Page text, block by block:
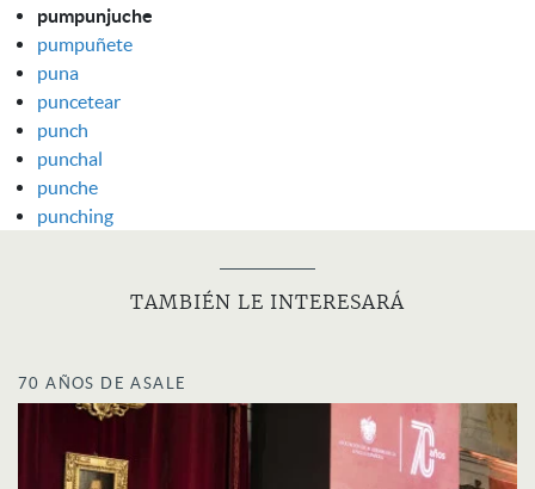
pumpunjuche
pumpuñete
puna
puncetear
punch
punchal
punche
punching
TAMBIÉN LE INTERESARÁ
70 AÑOS DE ASALE